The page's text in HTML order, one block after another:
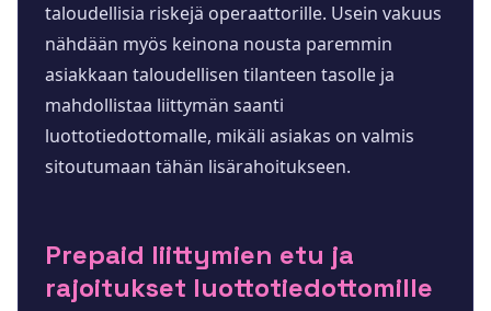
taloudellisia riskejä operaattorille. Usein vakuus
nähdään myös keinona nousta paremmin
asiakkaan taloudellisen tilanteen tasolle ja
mahdollistaa liittymän saanti
luottotiedottomalle, mikäli asiakas on valmis
sitoutumaan tähän lisärahoitukseen.
Prepaid liittymien etu ja
rajoitukset luottotiedottomille